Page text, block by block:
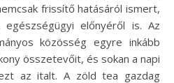
frissítő hatásáról ismert,
előnyéről is. Az
közösség egyre inkább
összetevőit, és sokan a napi
az italt. A zöld tea gazdag